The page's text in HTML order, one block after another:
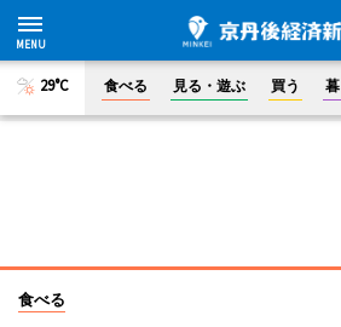
29°C 食べる 見る・遊ぶ 買う
食べる